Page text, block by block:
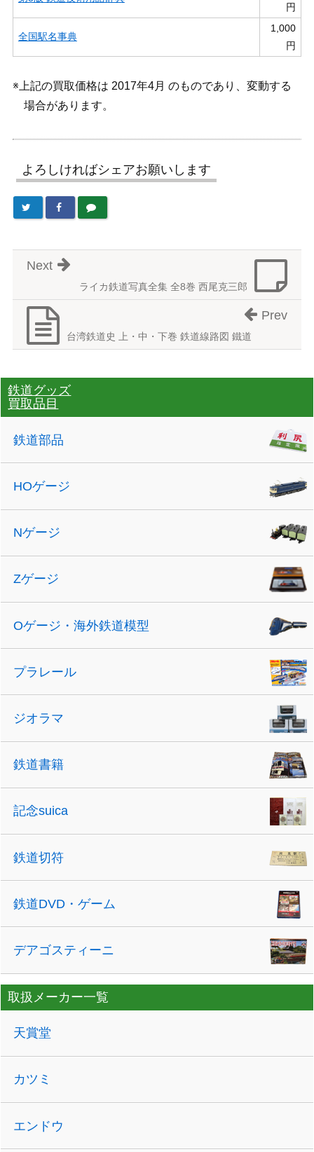
円
全国駅名事典
1,000
円
※上記の買取価格は 2017年4月 のものであり、変動する
場合があります。
よろしければシェアお願いします
ライカ鉄道写真全集 全8巻 西尾克三郎
Next
台湾鉄道史 上・中・下巻 鉄道線路図 鐵道
Prev
鉄道グッズ
買取品目
鉄道部品
HOゲージ
Nゲージ
Zゲージ
Oゲージ・海外鉄道模型
プラレール
ジオラマ
鉄道書籍
記念suica
鉄道切符
鉄道DVD・ゲーム
デアゴスティーニ
取扱メーカー一覧
天賞堂
カツミ
エンドウ